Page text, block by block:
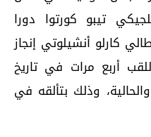
تيبو كورتوا دورا
كارلو أنشيلوتي إنجاز
أربع مرات في تاريخ
وذلك بتألقه في